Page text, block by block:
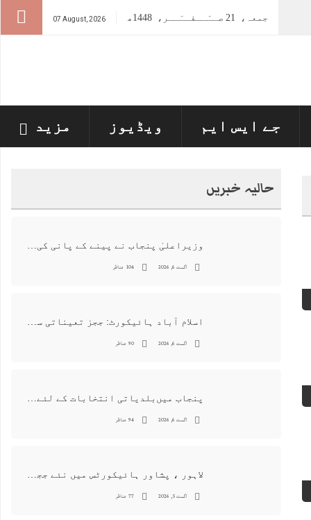
07 August, 2026 جمعہ، 21 صــَــفــَــر، 1448ھ
جے ایس ایم ویڈیوز مزید
حالیہ خبریں
وزیراعلیٰ پنجاب نے پینے کے پانی کی بوتل پر چارجز لگانے کی تجویز مستر دکر دی
اگست 6, 2026 104 مناظر
اسلام آباد ہائیکورٹ: ججز تعیناتی سمری منظور نہیں‌ ہونے کے خٌلاف فیصلہ محفوظ
اگست 6, 2026 90 مناظر
پنجاب میں‌بلدیاتی انتخابات کے لئے 12 ارب روپے سے زائد مختص کرنے کی منظوری
اگست 6, 2026 94 مناظر
لاہور ، پشاور ہائیکورٹس میں نئے ججز کی تعیناتی اور مستقلی التواء کا شکار
اگست 5, 2026 77 مناظر